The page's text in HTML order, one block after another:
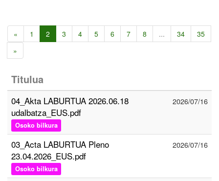
« 1 2 3 4 5 6 7 8 ... 34
35
»
Titulua
04_Akta LABURTUA 2026.06.18
udalbatza_EUS.pdf
Osoko bilkura
2026/07/16
03_Acta LABURTUA Pleno
23.04.2026_EUS.pdf
Osoko bilkura
2026/07/16